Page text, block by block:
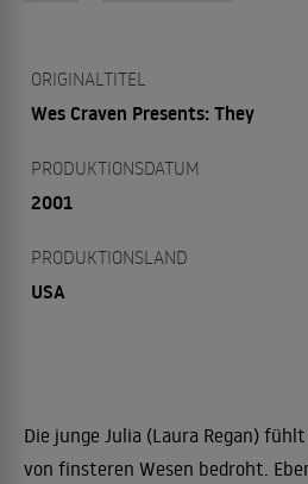
ORIGINALTITEL
Wes Craven Presents: They
PRODUKTIONSDATUM
2001
PRODUKTIONSLAND
USA
Die junge Julia (Laura Regan)
von finsteren Wesen bedroht.